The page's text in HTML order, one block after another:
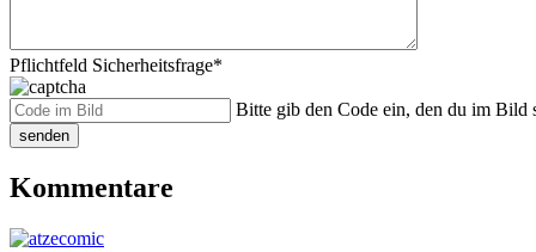
Pflichtfeld Sicherheitsfrage*
Bitte gib den Code ein, den du im Bild
senden
Kommentare